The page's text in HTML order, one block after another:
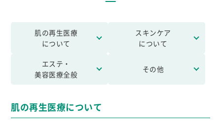
肌の再生医療
について
スキンケア
について
エステ・
美容医療全般
その他
肌の再生医療について